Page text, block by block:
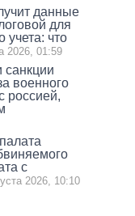
данные
для
учета: что
2026, 01:59
военного
россией,
с
2026, 10:10